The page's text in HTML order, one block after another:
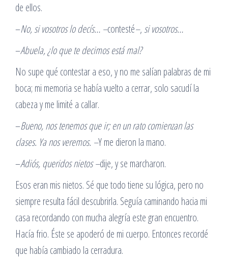
de ellos.
–No, si vosotros lo decís… –contesté–, si vosotros…
–Abuela, ¿lo que te decimos está mal?
No supe qué contestar a eso, y no me salían palabras de mi
boca; mi memoria se había vuelto a cerrar, solo sacudí la
cabeza y me limité a callar.
–Bueno, nos tenemos que ir; en un rato comienzan las
clases. Ya nos veremos. –Y me dieron la mano.
–Adiós, queridos nietos –dije, y se marcharon.
Esos eran mis nietos. Sé que todo tiene su lógica, pero no
siempre resulta fácil descubrirla. Seguía caminando hacia mi
casa recordando con mucha alegría este gran encuentro.
Hacía frio. Éste se apoderó de mi cuerpo. Entonces recordé
que había cambiado la cerradura.